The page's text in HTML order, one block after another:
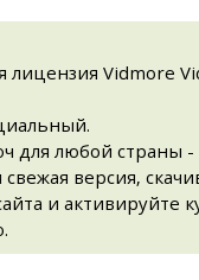
лицензия Vidmore
для любой страны -
версия,
и активируйте